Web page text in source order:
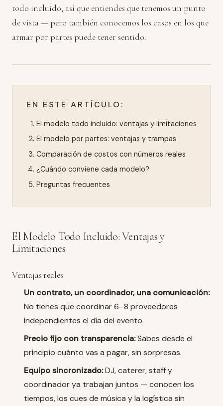
todo incluido, así que entiendes que tenemos un punto
de vista — pero también conocemos los casos en los que
armar por partes puede tener sentido.
EN ESTE ARTÍCULO:
El modelo todo incluido: ventajas y limitaciones
El modelo por partes: ventajas y trampas
Comparación de costos con números reales
¿Cuándo conviene cada modelo?
Preguntas frecuentes
El Modelo Todo Incluido: Ventajas y
Limitaciones
Ventajas reales
Un contrato, un coordinador, una comunicación:
No tienes que coordinar 6–8 proveedores
independientes el día del evento.
Precio fijo con transparencia:Sabes desde el
principio cuánto vas a pagar, sin sorpresas.
Equipo sincronizado:DJ, caterer, staff y
coordinador ya trabajan juntos — conocen los
tiempos, los cues de música y la logística sin